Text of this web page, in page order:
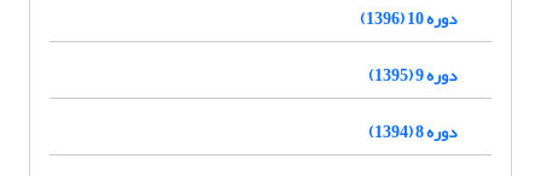
دوره 10 (1396)
دوره 9 (1395)
دوره 8 (1394)